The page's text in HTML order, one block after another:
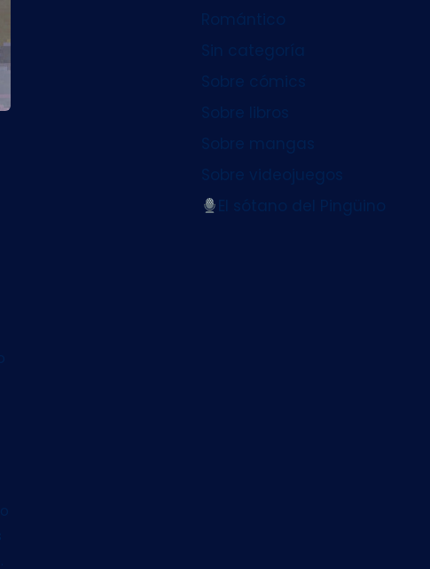
Romántico
Sin categoría
Sobre cómics
Sobre libros
Sobre mangas
Sobre videojuegos
El sótano del Pingüino